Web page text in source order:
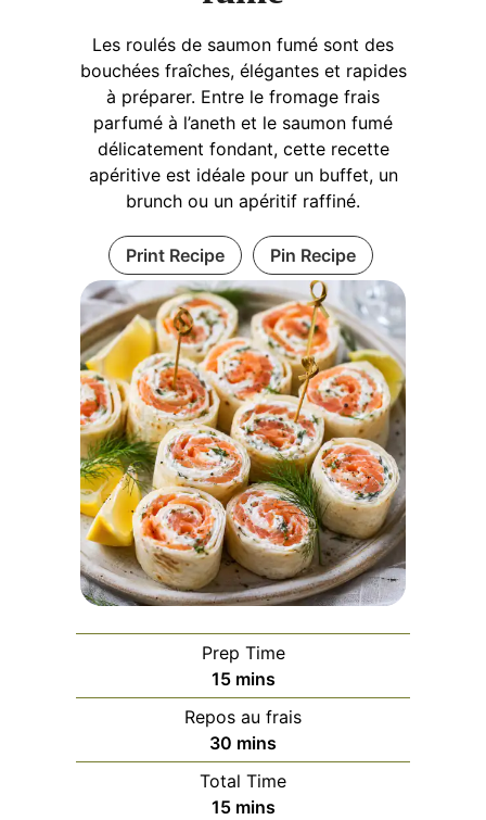
Les roulés de saumon fumé sont des
bouchées fraîches, élégantes et rapides
à préparer. Entre le fromage frais
parfumé à l’aneth et le saumon fumé
délicatement fondant, cette recette
apéritive est idéale pour un buffet, un
brunch ou un apéritif raffiné.
Print Recipe Pin Recipe
Prep Time
15minutes
mins
Repos au frais
30 minutes
mins
Total Time
15minutes
mins